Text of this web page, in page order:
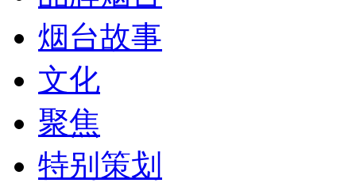
烟台故事
文化
聚焦
特别策划